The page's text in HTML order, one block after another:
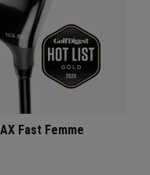
Fast Femme